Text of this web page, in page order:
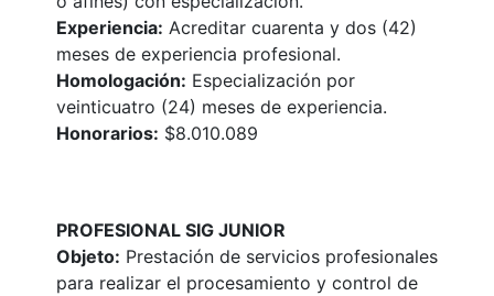
Experiencia: Acreditar cuarenta y dos (42)
meses de experiencia profesional.
Homologación: Especialización por
veinticuatro (24) meses de experiencia.
Honorarios: $8.010.089
PROFESIONAL SIG JUNIOR
Objeto: Prestación de servicios profesionales
para realizar el procesamiento y control de